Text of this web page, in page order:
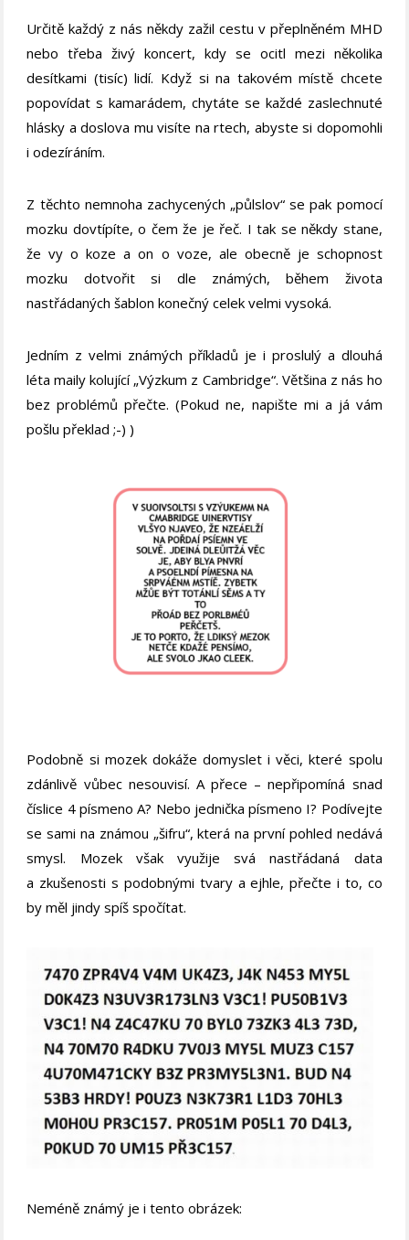
Určitě každý z nás někdy zažil cestu v přeplněném MHD
nebo třeba živý koncert, kdy se ocitl mezi několika
desítkami (tisíc) lidí. Když si na takovém místě chcete
popovídat s kamarádem, chytáte se každé zaslechnuté
hlásky a doslova mu visíte na rtech, abyste si dopomohli
i odezíráním.
Z těchto nemnoha zachycených „půlslov“ se pak pomocí
mozku dovtípíte, o čem že je řeč. I tak se někdy stane,
že vy o koze a on o voze, ale obecně je schopnost
mozku dotvořit si dle známých, během života
nastřádaných šablon konečný celek velmi vysoká.
Jedním z velmi známých příkladů je i proslulý a dlouhá
léta maily kolující „Výzkum z Cambridge“. Většina z nás ho
bez problémů přečte. (Pokud ne, napište mi a já vám
pošlu překlad ;-) )
Podobně si mozek dokáže domyslet i věci, které spolu
zdánlivě vůbec nesouvisí. A přece – nepřipomíná snad
číslice 4 písmeno A? Nebo jednička písmeno I? Podívejte
se sami na známou „šifru“, která na první pohled nedává
smysl. Mozek však využije svá nastřádaná data
a zkušenosti s podobnými tvary a ejhle, přečte i to, co
by měl jindy spíš spočítat.
Neméně známý je i tento obrázek: